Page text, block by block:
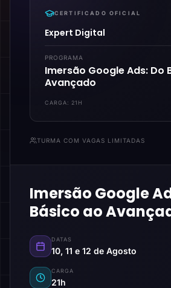
CERTIFICADO OFICIAL
Expert Digital
PROGRAMA
Imersão Google Ads: Do
Avançado
CARGA: 21H
TURMA COM VAGAS LIMITADAS
Imersão Google
Básico ao
DATAS
10, 11 e 12 de Agosto
CARGA
21h